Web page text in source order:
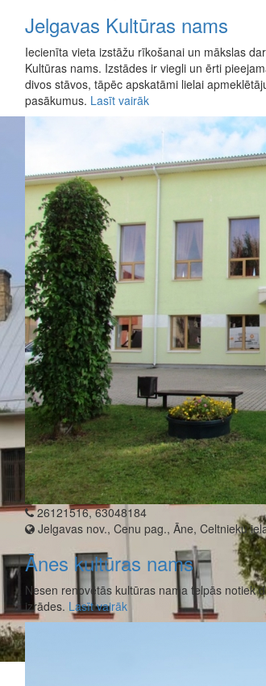
Jelgavas Kultūras nams
Iecienīta vieta izstāžu rīkošanai un mākslas
Kultūras nams. Izstādes ir viegli un ērti
divos stāvos, tāpēc apskatāmi lielai
pasākumus. Lasīt vairāk
26121516, 63048184
Jelgavas nov., Cenu pag., Āne, Celtnieku
Ānes kultūras nams
Nesen renovētās kultūras nama telpās notiek
izrādes. Lasīt vairāk